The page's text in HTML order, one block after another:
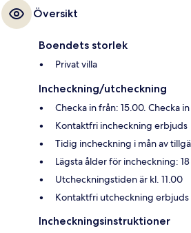
Översikt
Boendets storlek
Privat villa
Incheckning/utcheckning
Checka in från: 15.00. Checka
Kontaktfri incheckning erbjuds
Tidig incheckning i mån av
Lägsta ålder för incheckning:
Utcheckningstiden är kl. 11.00
Kontaktfri utcheckning erbjuds
Incheckningsinstruktioner